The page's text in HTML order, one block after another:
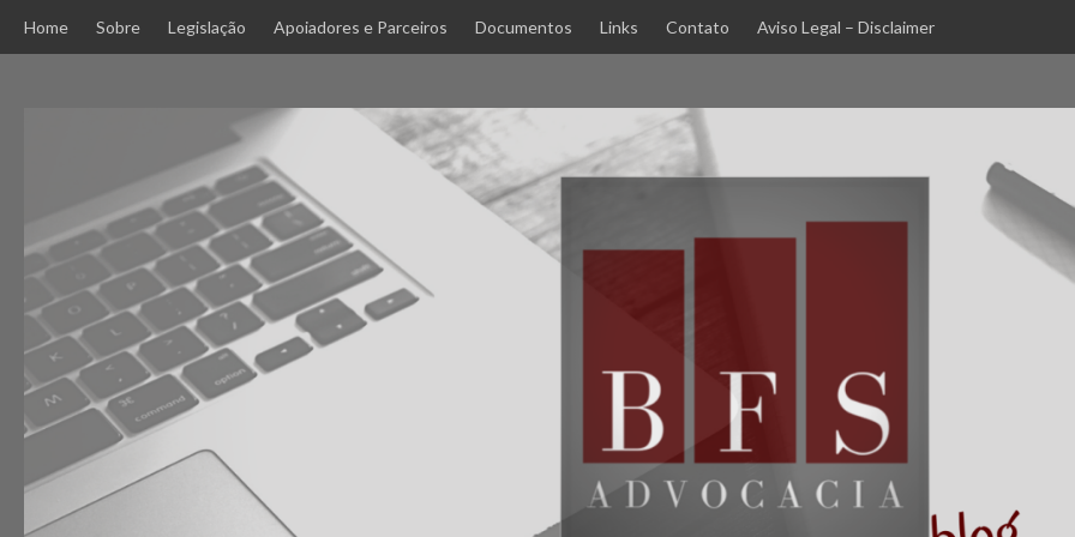
Home Sobre Legislação Apoiadores e Parceiros Documentos Links Contato Aviso Legal – Disclaimer